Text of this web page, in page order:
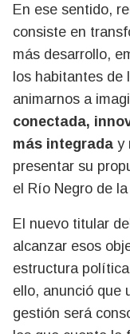
En ese sentido,
consiste en
más desarrollo,
los habitantes de
animarnos a
conectada,
más integrada y
presentar su
el Río Negro de
El nuevo titular
alcanzar esos
estructura
ello, anunció que
gestión será